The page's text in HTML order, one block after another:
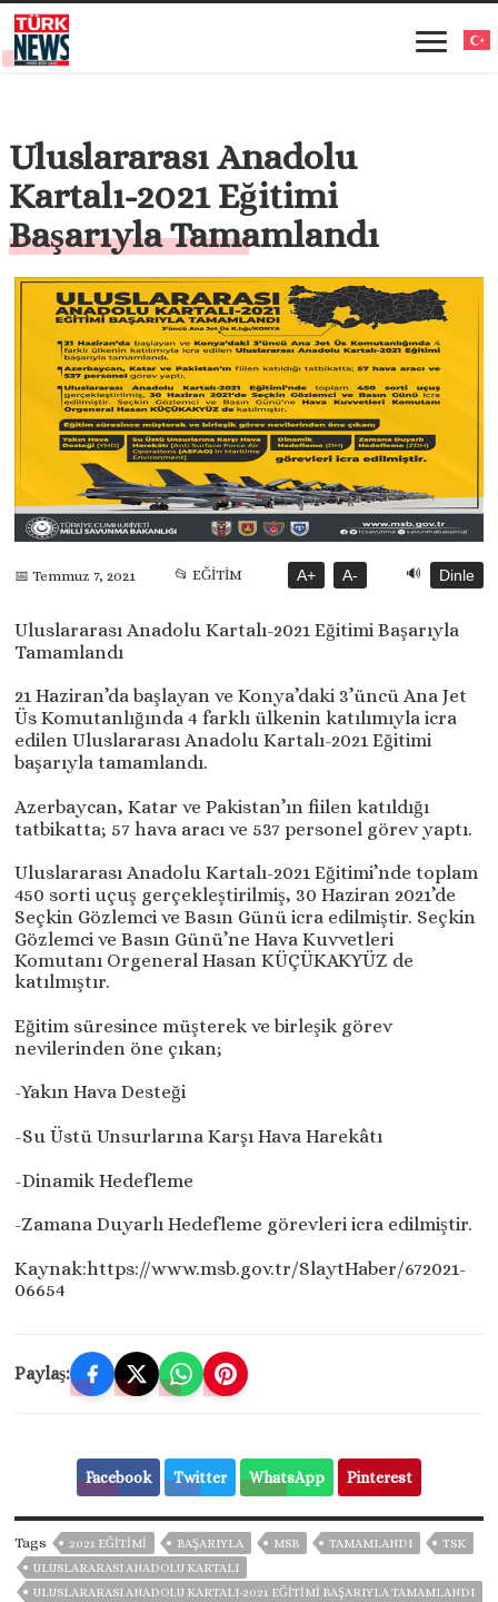
Uluslararası Anadolu
Kartalı-2021 Eğitimi
Başarıyla Tamamlandı
📅 Temmuz 7, 2021 📂 EĞİTİM A+ A- 🔊 Dinle
Uluslararası Anadolu Kartalı-2021 Eğitimi Başarıyla
Tamamlandı
21 Haziran’da başlayan ve Konya’daki 3’üncü Ana Jet
Üs Komutanlığında 4 farklı ülkenin katılımıyla icra
edilen Uluslararası Anadolu Kartalı-2021 Eğitimi
başarıyla tamamlandı.
Azerbaycan, Katar ve Pakistan’ın fiilen katıldığı
tatbikatta; 57 hava aracı ve 537 personel görev yaptı.
Uluslararası Anadolu Kartalı-2021 Eğitimi’nde toplam
450 sorti uçuş gerçekleştirilmiş, 30 Haziran 2021’de
Seçkin Gözlemci ve Basın Günü icra edilmiştir. Seçkin
Gözlemci ve Basın Günü’ne Hava Kuvvetleri
Komutanı Orgeneral Hasan KÜÇÜKAKYÜZ de
katılmıştır.
Eğitim süresince müşterek ve birleşik görev
nevilerinden öne çıkan;
-Yakın Hava Desteği
-Su Üstü Unsurlarına Karşı Hava Harekâtı
-Dinamik Hedefleme
-Zamana Duyarlı Hedefleme görevleri icra edilmiştir.
Kaynak:https://www.msb.gov.tr/SlaytHaber/672021-
06654
Paylaş:
Facebook Twitter WhatsApp Pinterest
Tags 2021 EĞITIMI BAŞARIYLA MSB TAMAMLANDI
TSK
ULUSLARARASI ANADOLU KARTALI
ULUSLARARASI ANADOLU KARTALI-2021 EĞITIMI BAŞARIYLA TAMAMLANDI